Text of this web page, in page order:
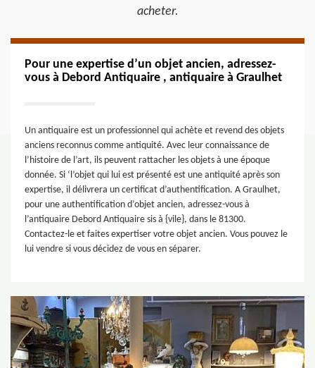
acheter.
Pour une expertise d’un objet ancien, adressez-
vous à Debord Antiquaire , antiquaire à Graulhet
Un antiquaire est un professionnel qui achète et revend des objets
anciens reconnus comme antiquité. Avec leur connaissance de
l’histoire de l’art, ils peuvent rattacher les objets à une époque
donnée. Si ‘l’objet qui lui est présenté est une antiquité après son
expertise, il délivrera un certificat d’authentification. A Graulhet,
pour une authentification d’objet ancien, adressez-vous à
l’antiquaire Debord Antiquaire sis à {vile}, dans le 81300.
Contactez-le et faites expertiser votre objet ancien. Vous pouvez le
lui vendre si vous décidez de vous en séparer.